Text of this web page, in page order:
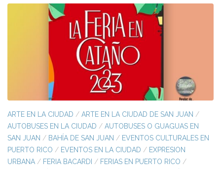
ARTE EN LA CIUDAD / ARTE EN LA CIUDAD DE SAN JUAN /
AUTOBUSES EN LA CIUDAD / AUTOBUSES O GUAGUAS EN
SAN JUAN / BAHÍA DE SAN JUAN / EVENTOS CULTURALES EN
PUERTO RICO / EVENTOS EN LA CIUDAD / EXPRESION
URBANA / FERIA BACARDI / FERIAS EN PUERTO RICO /